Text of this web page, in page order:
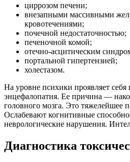
циррозом печени;
внезапными массивными
кровотечениями;
почечной недостаточностью;
печеночной комой;
отечно-асцитическим
портальной гипертензией;
холестазом.
На уровне психики проявляет себя
энцефалопатия. Ее причина —
головного мозга. Это тяжелейшее
Ослабевают когнитивные
неврологические нарушения.
Диагностика